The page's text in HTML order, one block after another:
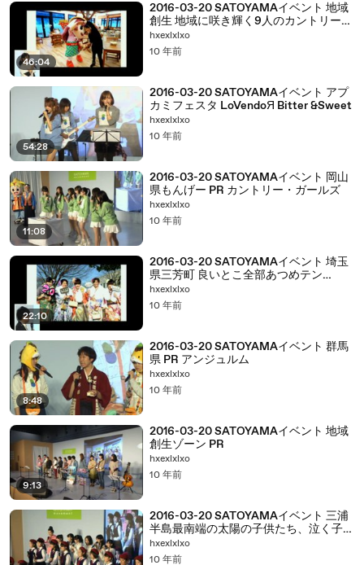
46:04
2016-03-20 SATOYAMAイベント 地域
創生 地域に咲き輝く9人のカントリー・
ガールズ・地域おこし協力隊VSカント
リー・ガールズ
hxexlxlxo
10 年前
54:28
2016-03-20 SATOYAMAイベント アプ
カミフェスタ LoVendoЯ Bitter &Sweet
hxexlxlxo
10 年前
11:08
2016-03-20 SATOYAMAイベント 岡山
県もんげー PR カントリー・ガールズ
hxexlxlxo
10 年前
22:10
2016-03-20 SATOYAMAイベント 埼玉
県三芳町 良いとこ全部あつめテン
Juice=Juice
hxexlxlxo
10 年前
8:48
2016-03-20 SATOYAMAイベント 群馬
県 PR アンジュルム
hxexlxlxo
10 年前
9:13
2016-03-20 SATOYAMAイベント 地域
創生ゾーン PR
hxexlxlxo
10 年前
2016-03-20 SATOYAMAイベント 三浦
半島最南端の太陽の子供たち、泣く子も
黙る？スペシャルステージ！ ℃-ute モ
ーニング娘。'16 Juice=Juice カントリ
hxexlxlxo
10 年前